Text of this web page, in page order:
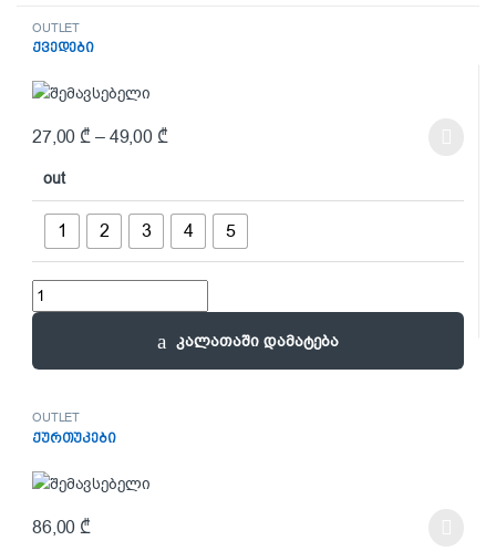
OUTLET
ქვედები
27,00₾–49,00₾
This product has multiple variants. The options may be chosen on
out
1 2 3 4 5
ქვედები quantity
კალათაში დამატება
OUTLET
ქურთუკები
86,00₾
This product has multiple variants. The options may be chosen on